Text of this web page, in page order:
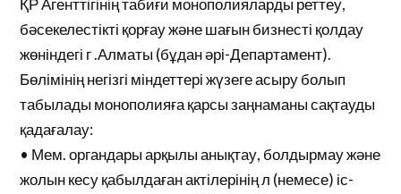
ҚР Агенттігінің табиғи монополияларды реттеу,
бәсекелестікті қорғау және шағын бизнесті қолдау
жөніндегі г .Алматы (бұдан әрі-Департамент).
Бөлімінің негізгі міндеттері жүзеге асыру болып
табылады монополияға қарсы заңнаманы сақтауды
қадағалау:
• Мем. органдары арқылы анықтау, болдырмау және
жолын кесу қабылдаған актілерінің л (немесе) іс-